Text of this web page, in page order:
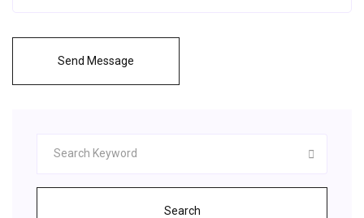
Send Message
Search